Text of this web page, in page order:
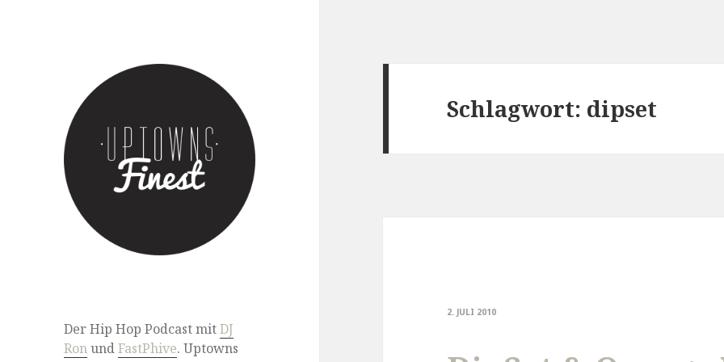
Der Hip Hop Podcast mitDJ
RonundFastPhive. Uptowns
Schlagwort: dipset
2. JULI 2010